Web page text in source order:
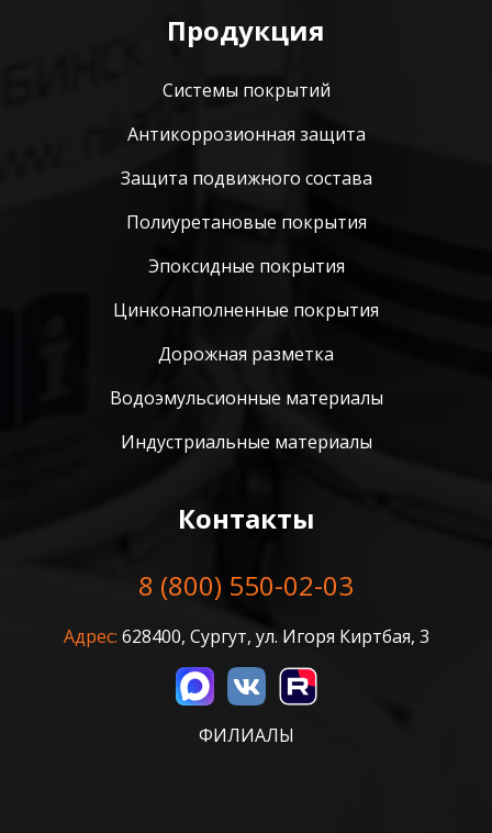
Продукция
Системы покрытий
Антикоррозионная защита
Защита подвижного состава
Полиуретановые покрытия
Эпоксидные покрытия
Цинконаполненные покрытия
Дорожная разметка
Водоэмульсионные материалы
Индустриальные материалы
Контакты
8 (800) 550-02-03
Адрес: 628400, Сургут, ул. Игоря Киртбая, 3
ФИЛИАЛЫ